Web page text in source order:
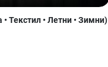
Текстил • Летни • Зимни)